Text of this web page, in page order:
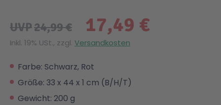
17,49 €
UVP24,99 €
Inkl. 19% USt., zzgl. Versandkosten
Farbe: Schwarz, Rot
Größe: 33 x 44 x 1 cm (B/H/T)
Gewicht: 200 g